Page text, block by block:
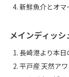
新鮮魚介とオマ
メインディッシ
長崎港より本日
平戸産 天然ア